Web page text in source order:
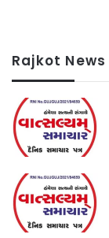
Rajkot News